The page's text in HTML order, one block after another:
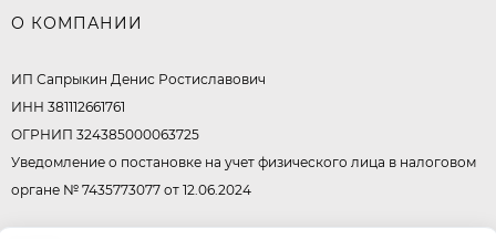
О КОМПАНИИ
ИП Сапрыкин Денис Ростиславович
ИНН 381112661761
ОГРНИП 324385000063725
Уведомление о постановке на учет физического лица в налоговом
органе № 7435773077 от 12.06.2024